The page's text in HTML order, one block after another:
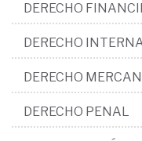
DERECHO
DERECHO
DERECHO
DERECHO PENAL